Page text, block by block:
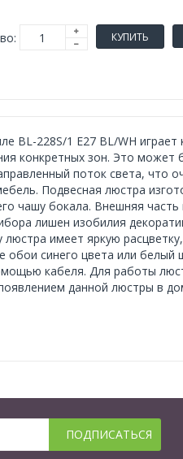
КУПИТЬ
BL-228S/1 E27 BL/WH
конкретных зон. Это может
поток света,
Подвесная люстра
чашу бокала. Внешняя
лишен изобилия
люстра имеет яркую
синего цвета или белый
кабеля. Для работы
данной люстры в